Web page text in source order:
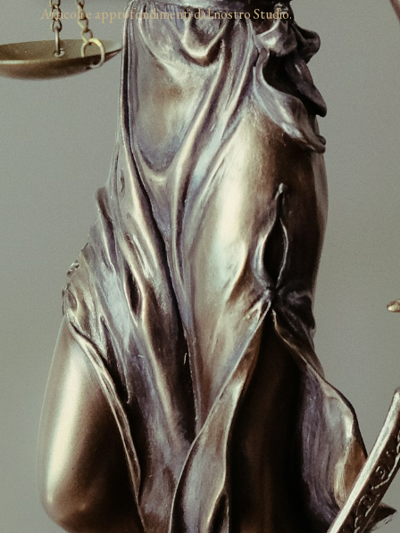
Articoli e approfondimenti dal nostro Studio.